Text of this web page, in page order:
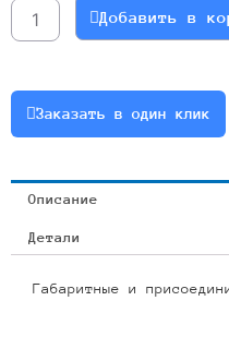
NMRV075-
40-
Добавить в
Заказать в один клик
Описание
Детали
Габаритные и